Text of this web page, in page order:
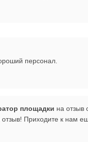
персонал.
площадки на отзыв
отзыв! Приходите к нам